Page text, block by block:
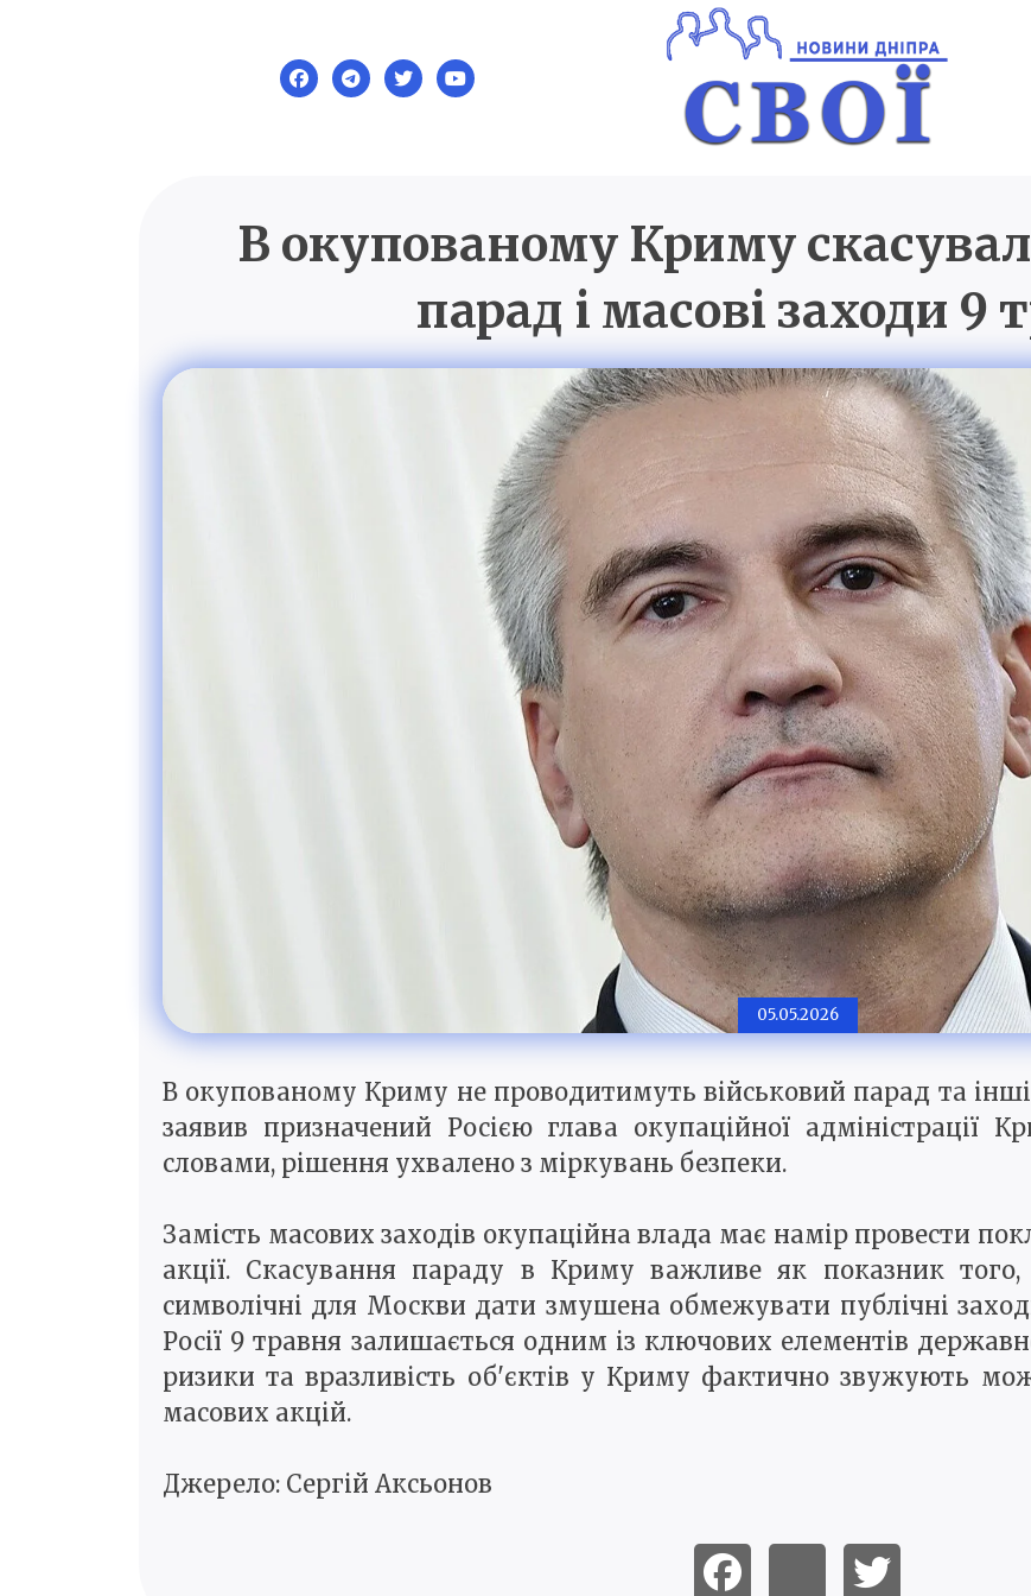
Новини Дніпра
В окупованому Криму
парад і масові заходи 9
05.05.2026
В окупованому Криму не проводитимуть військовий парад та
заявив призначений Росією глава окупаційної адміністрації
словами, рішення ухвалено з міркувань безпеки.
Замість масових заходів окупаційна влада має намір провести
акції. Скасування параду в Криму важливе як показник
символічні для Москви дати змушена обмежувати публічні
Росії 9 травня залишається одним із ключових елементів
ризики та вразливість об'єктів у Криму фактично звужують
масових акцій.
Джерело: Сергій Аксьонов